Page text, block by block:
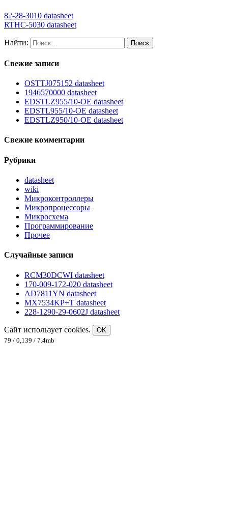
82-28-3010 datasheet
RTHC-5030 datasheet
Найти:
Свежие записи
OSTTJ075152 datasheet
1946570000 datasheet
EDSTLZ955/10-OE datasheet
EDSTL955/10-OE datasheet
EDSTLZ950/10-OE datasheet
Свежие комментарии
Рубрики
datasheet
wiki
Микроконтроллеры
Микропроцессоры
Микросхема
Программирование
Прочее
Случайные записи
RCM30DCWI datasheet
170-009-172-020 datasheet
AD7811YN datasheet
MX7534KP+T datasheet
228-1290-29-0602J datasheet
Сайт использует cookies.
OK
79 / 0,139 / 7.4mb